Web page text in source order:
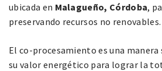
ubicada en Malagueño, Córdoba,
preservando recursos no renovables.
El co-procesamiento es una
su valor energético para lograr la